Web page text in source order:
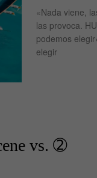
«Nada viene,
las provoca.
podemos
elegir
vs. ➁